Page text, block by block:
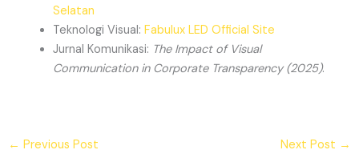
Selatan
Teknologi Visual:Fabulux LED Official Site
Jurnal Komunikasi: The Impact of Visual
Communication in Corporate Transparency (2025).
← Previous Post Next Post →